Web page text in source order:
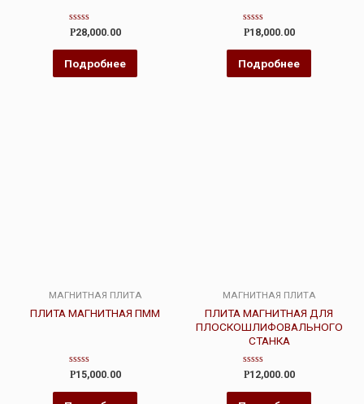
Оценка
из
Р28,000.00
Подробнее
Оценка
из
Р18,000.00
Подробнее
МАГНИТНАЯ ПЛИТА
ПЛИТА МАГНИТНАЯ ПММ
Оценка
из
Р15,000.00
МАГНИТНАЯ ПЛИТА
ПЛИТА МАГНИТНАЯ ДЛЯ
ПЛОСКОШЛИФОВАЛЬНОГО
СТАНКА
Оценка
из
Р12,000.00